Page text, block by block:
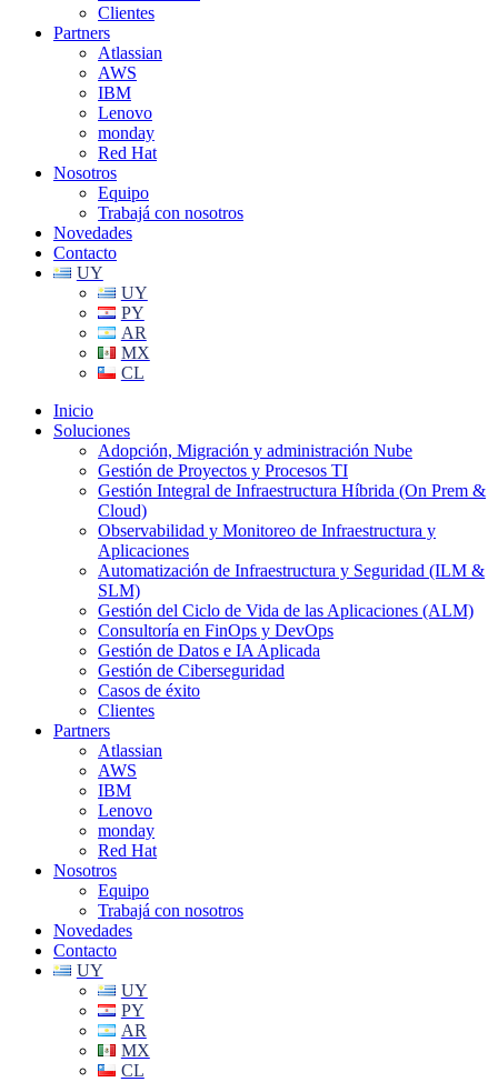
Clientes
Partners
Atlassian
AWS
IBM
Lenovo
monday
Red Hat
Nosotros
Equipo
Trabajá con nosotros
Novedades
Contacto
UY
UY
PY
AR
MX
CL
Inicio
Soluciones
Adopción, Migración y administración Nube
Gestión de Proyectos y Procesos TI
Gestión Integral de Infraestructura Híbrida (On Prem &
Cloud)
Observabilidad y Monitoreo de Infraestructura y
Aplicaciones
Automatización de Infraestructura y Seguridad (ILM &
SLM)
Gestión del Ciclo de Vida de las Aplicaciones (ALM)
Consultoría en FinOps y DevOps
Gestión de Datos e IA Aplicada
Gestión de Ciberseguridad
Casos de éxito
Clientes
Partners
Atlassian
AWS
IBM
Lenovo
monday
Red Hat
Nosotros
Equipo
Trabajá con nosotros
Novedades
Contacto
UY
UY
PY
AR
MX
CL